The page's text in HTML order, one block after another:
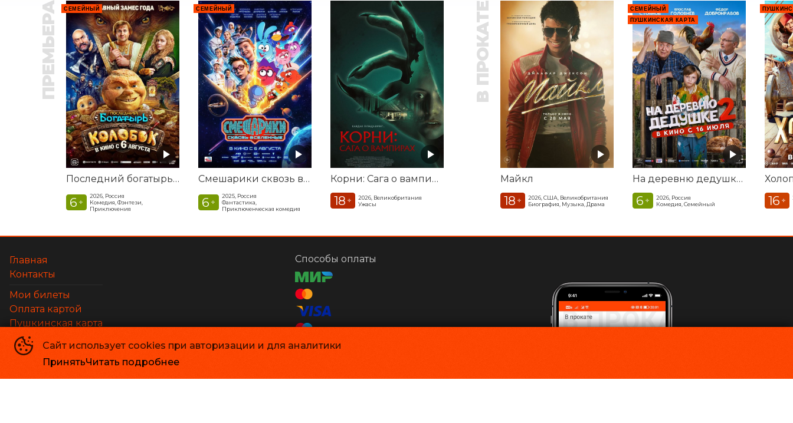
ПРЕМЬЕРА СЕМЕЙНЫЙ
Последний богатырь. Колобок
6 +
2026, Россия
Комедия, Фэнтези,
Приключения
СЕМЕЙНЫЙ
Смешарики сквозь вселенные
6 +
2025, Россия
Фантастика,
Приключенческая комедия
Корни: Сага о вампирах
18 +
2026, Великобритания
Ужасы
В ПРОКАТЕ
Майкл
18 +
2026, США, Великобритания
Биография, Музыка, Драма
СЕМЕЙНЫЙ
ПУШКИНСКАЯ КАРТА
На деревню дедушке 2
6 +
2026, Россия
Комедия, Семейный
16 +
Сайт использует cookies при авторизации и для аналитики
ПринятьЧитать подробнее
Главная
Контакты
Мои билеты
Оплата картой
Пушкинская карта
Возврат билетов
Способы оплаты